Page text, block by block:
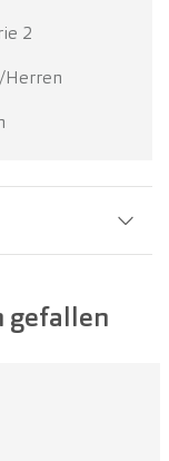
2
Herren
57 mm
gefallen